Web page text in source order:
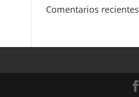
Comentarios recientes